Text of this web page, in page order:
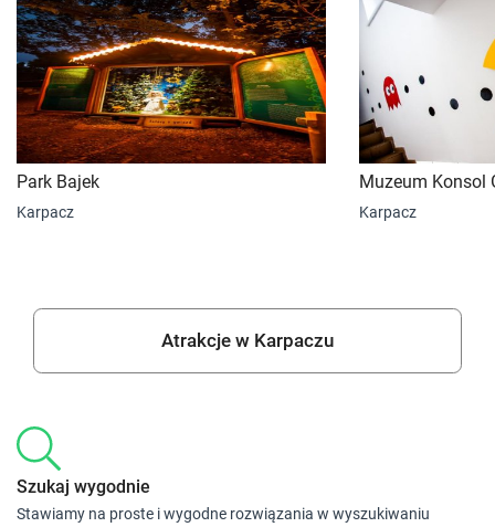
Park Bajek
Karpacz
Muzeum Konsol
Karpacz
Atrakcje w Karpaczu
Szukaj wygodnie
Stawiamy na proste i wygodne rozwiązania w wyszukiwaniu